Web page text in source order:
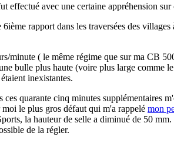
avec une certaine appréhension
rapport dans les traversées des
minute ( le même régime que sur ma CB
bulle plus haute (voire plus large comme
inexistantes.
ces quarante cinq minutes
le plus gros défaut qui m'a rappelé mon
la hauteur de selle a diminué de 50
de la régler.